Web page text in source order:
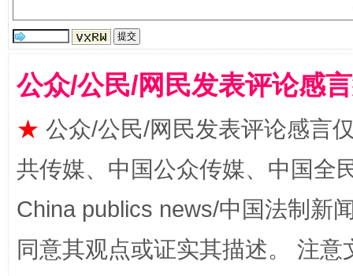
全民健身五年计划来了！等你上场
公众/公民/网民发表评论感
★ 公众/公民/网民发表评论感言
共传媒、中国公众传媒、中国全
China publics news/中国法制新
同意其观点或证实其描述。 注